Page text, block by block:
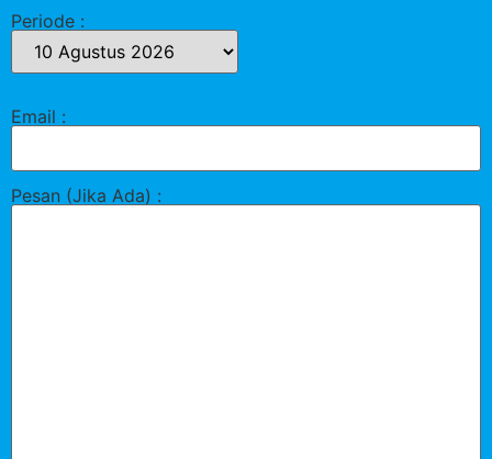
Periode :
Email :
Pesan (Jika Ada) :